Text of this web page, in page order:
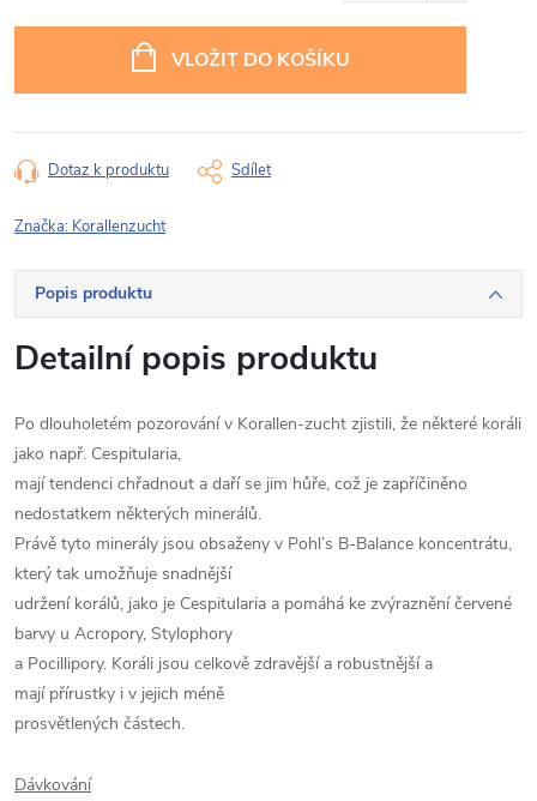
VLOŽIT DO KOŠÍKU
Dotaz k produktu Sdílet
Značka: Korallenzucht
Popis produktu
Detailní popis produktu
Po dlouholetém pozorování v Korallen-zucht zjistili, že některé koráli
jako např. Cespitularia,
mají tendenci chřadnout a daří se jim hůře, což je zapříčiněno
nedostatkem některých minerálů.
Právě tyto minerály jsou obsaženy v Pohl’s B-Balance koncentrátu,
který tak umožňuje snadnější
udržení korálů, jako je Cespitularia a pomáhá ke zvýraznění červené
barvy u Acropory, Stylophory
a Pocillipory. Koráli jsou celkově zdravější a robustnější a
mají přírustky i v jejich méně
prosvětlených částech.
Dávkování